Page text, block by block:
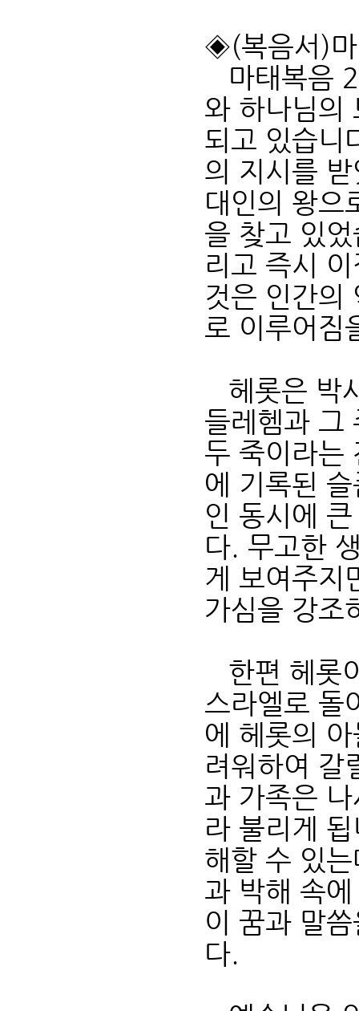
◈(복음서)
마태복음
와 하나님의
되고 있습니
의 지시를
대인의 왕으
을 찾고 있
리고 즉시
것은 인간의
로 이루어짐
헤롯은 박
들레헴과 그
두 죽이라는
에 기록된
인 동시에
다. 무고한
게 보여주지
가심을 강조
한편 헤롯
스라엘로 돌
에 헤롯의
려워하여 갈
과 가족은 나
라 불리게
해할 수 있
과 박해 속
이 꿈과 말
다.